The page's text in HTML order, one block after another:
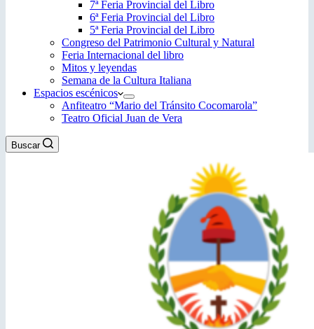
7ª Feria Provincial del Libro
6ª Feria Provincial del Libro
5ª Feria Provincial del Libro
Congreso del Patrimonio Cultural y Natural
Feria Internacional del libro
Mitos y leyendas
Semana de la Cultura Italiana
Espacios escénicos
Anfiteatro “Mario del Tránsito Cocomarola”
Teatro Oficial Juan de Vera
Buscar